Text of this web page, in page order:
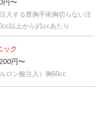
円〜
入する豊胸手術胸切らない注
以上から)/1ccあたり
ック
円〜
ロン酸注入）胸60cc